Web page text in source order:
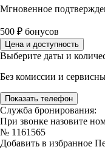
Мгновенное
500 ₽ бонусов
Цена и доступность
Выберите даты и
Без комиссии и
Показать телефон
Служба бронирования:
При звонке назовите
№ 1161565
Добавить в избранное